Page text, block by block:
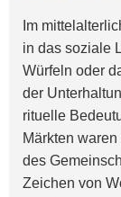
Im
in das soziale
Würfeln oder
der
rituelle
Märkten
des
Zeichen von